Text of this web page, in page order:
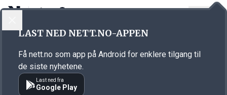
Annonsørinnhold
LAST NED NETT.NO-APPEN
Få nett.no som app på Android for enklere tilgang til
de siste nyhetene.
Last ned fra
Google Play